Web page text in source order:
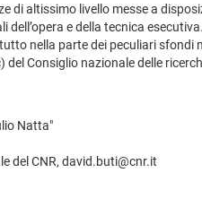
di altissimo livello messe a
dell’opera e della tecnica
nella parte dei peculiari sfondi
del Consiglio nazionale delle
Natta"
del CNR, david.buti@cnr.it